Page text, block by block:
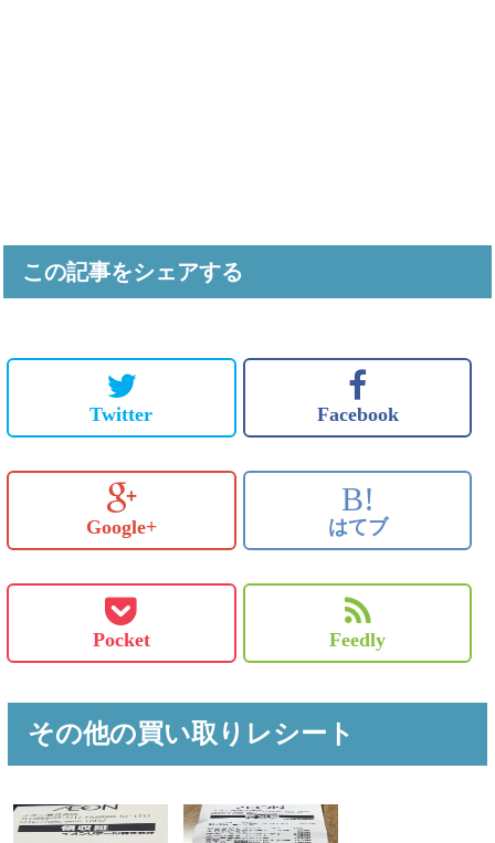
この記事をシェアする
Twitter Facebook
Google+
B!
はてブ
Pocket Feedly
その他の買い取りレシート